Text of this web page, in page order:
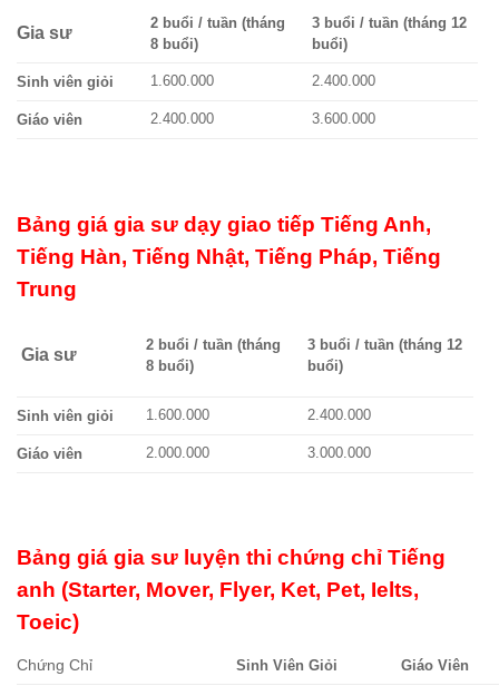
Gia sư
2 buổi / tuần (tháng
8 buổi)
3 buổi / tuần (tháng 12
buổi)
Sinh viên giỏi 1.600.000 2.400.000
Giáo viên 2.400.000 3.600.000
Bảng giá gia sư dạy giao tiếp Tiếng Anh,
Tiếng Hàn, Tiếng Nhật, Tiếng Pháp, Tiếng
Trung
Gia sư
2 buổi / tuần (tháng
8 buổi)
3 buổi / tuần (tháng 12
buổi)
Sinh viên giỏi 1.600.000 2.400.000
Giáo viên 2.000.000 3.000.000
Bảng giá gia sư luyện thi chứng chỉ Tiếng
anh (Starter, Mover, Flyer, Ket, Pet, Ielts,
Toeic)
Chứng Chỉ Sinh Viên Giỏi Giáo Viên